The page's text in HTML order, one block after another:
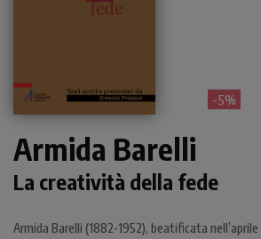
- 5%
Armida Barelli
La creatività della fede
Armida Barelli (1882-1952), beatificata